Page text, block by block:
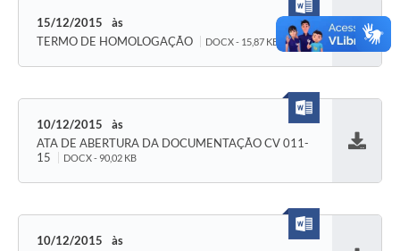
15/12/2015
TERMO DE HOMOLOGAÇÃO
DOCX - 15,87 KB Baixar
10/12/2015
ATA DE ABERTURA DA DOCUMENTAÇÃO CV 011-
15
DOCX - 90,02 KB
10/12/2015